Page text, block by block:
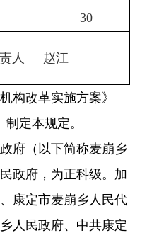
30
人 赵江
构改革实施方案》
制定本规定。
府（以下简称麦崩乡
政府，为正科级。加
康定市麦崩乡人民代
人民政府、中共康定